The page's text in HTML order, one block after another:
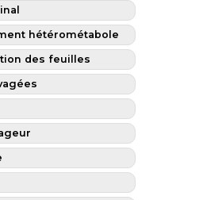
hétérométabole
des feuilles